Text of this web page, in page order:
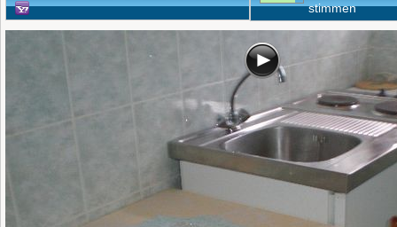
stimmen